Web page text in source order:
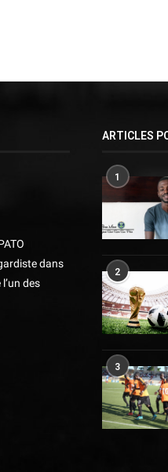
dans
des
ARTICLES
1
2
3